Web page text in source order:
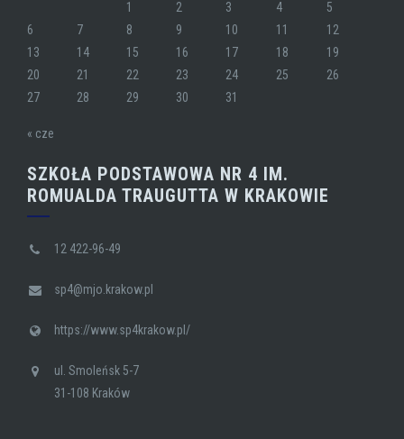
1
2 3 4
5
6
7 8 9 10 11
12
13
14 15 16 17 18
19
20
21 22 23 24 25
26
27
28 29 30 31
« cze
SZKOŁA PODSTAWOWA NR 4 IM.
ROMUALDA TRAUGUTTA W KRAKOWIE
12 422-96-49
sp4@mjo.krakow.pl
https://www.sp4krakow.pl/
ul. Smoleńsk 5-7
31-108 Kraków